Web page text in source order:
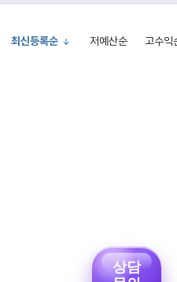
최신등록순 저예산순 고수익
상담